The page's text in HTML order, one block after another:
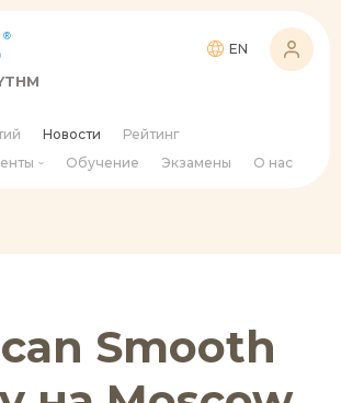
EN
Новости
Рейтинг
Обучение Экзамены О нас
Smooth